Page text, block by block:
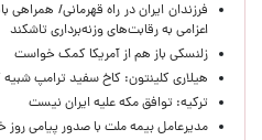
​فرزندان ایران در راه قهرمانی/ همراهی
اعزامی به رقابت‌های وزنه‌برداری تاشکند
زلنسکی باز هم از آمریکا کمک خواست
هیلاری کلینتون: کاخ سفید ترامپ
ترکیه: توافق مکه علیه ایران نیست
مدیرعامل بیمه ملت با صدور پیامی روز